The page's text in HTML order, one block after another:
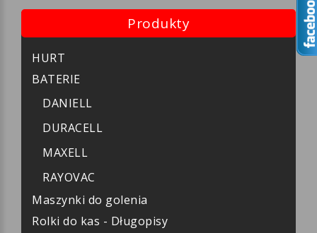
Produkty
HURT
BATERIE
DANIELL
DURACELL
MAXELL
RAYOVAC
Maszynki do golenia
Rolki do kas - Długopisy